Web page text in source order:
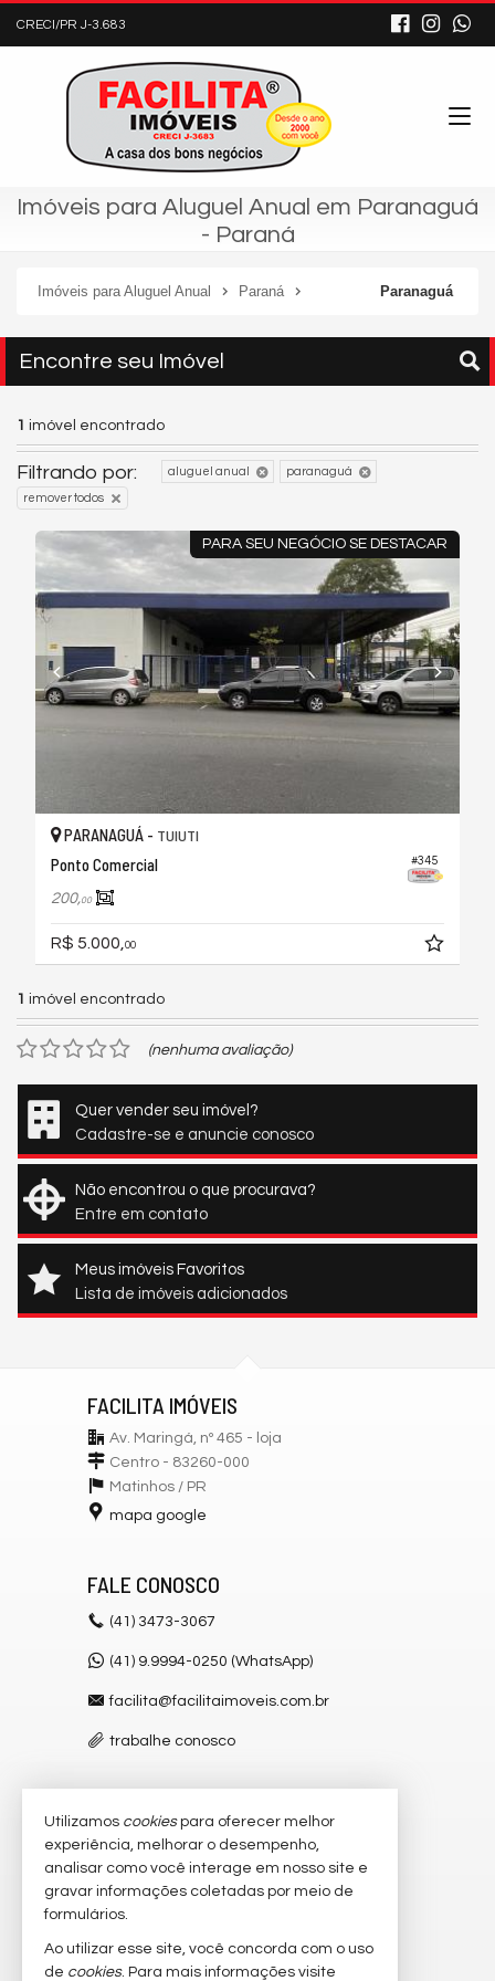
CRECI/PR J-3.683
Imóveis para Aluguel Anual em Paranaguá
- Paraná
Imóveis para Aluguel Anual Paraná Paranaguá
Encontre seu Imóvel
1 imóvel encontrado
Filtrando por: aluguel anual paranaguá
remover todos
PARA SEU NEGÓCIO SE DESTACAR
#345
PARANAGUÁ - TUIUTI
Ponto Comercial
200,00
R$ 5.000, 00
1 imóvel encontrado
(nenhuma avaliação)
Quer vender seu imóvel?
Cadastre-se e anuncie conosco
Não encontrou o que procurava?
Entre em contato
Meus imóveis Favoritos
Lista de imóveis adicionados
FACILITA IMÓVEIS
Av. Maringá, nº 465 - loja
Centro - 83260-000
Matinhos / PR
mapa google
FALE CONOSCO
(41) 3473-3067
(41) 9.9994-0250 (WhatsApp)
facilita@facilitaimoveis.com.br
trabalhe conosco
VEJA MAIS
receba nosso newsletter
imóveis favoritos
Utilizamos cookiespara oferecer melhor
experiência, melhorar o desempenho,
analisar como você interage em nosso site e
gravar informações coletadas por meio de
formulários.
Ao utilizar esse site, você concorda com o uso
de cookies. Para mais informações visite